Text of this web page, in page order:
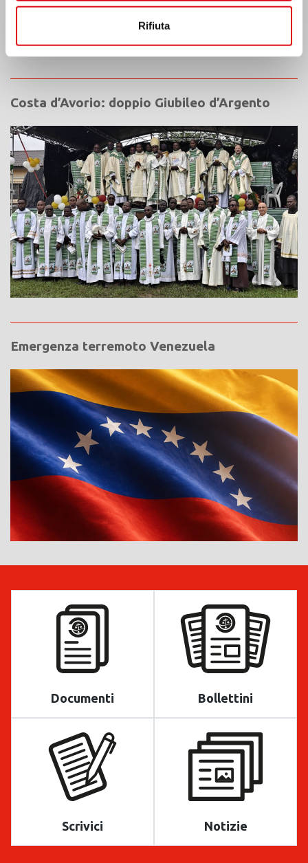
Rifiuta
Costa d’Avorio: doppio Giubileo d’Argento
Emergenza terremoto Venezuela
Documenti Bollettini
Scrivici Notizie